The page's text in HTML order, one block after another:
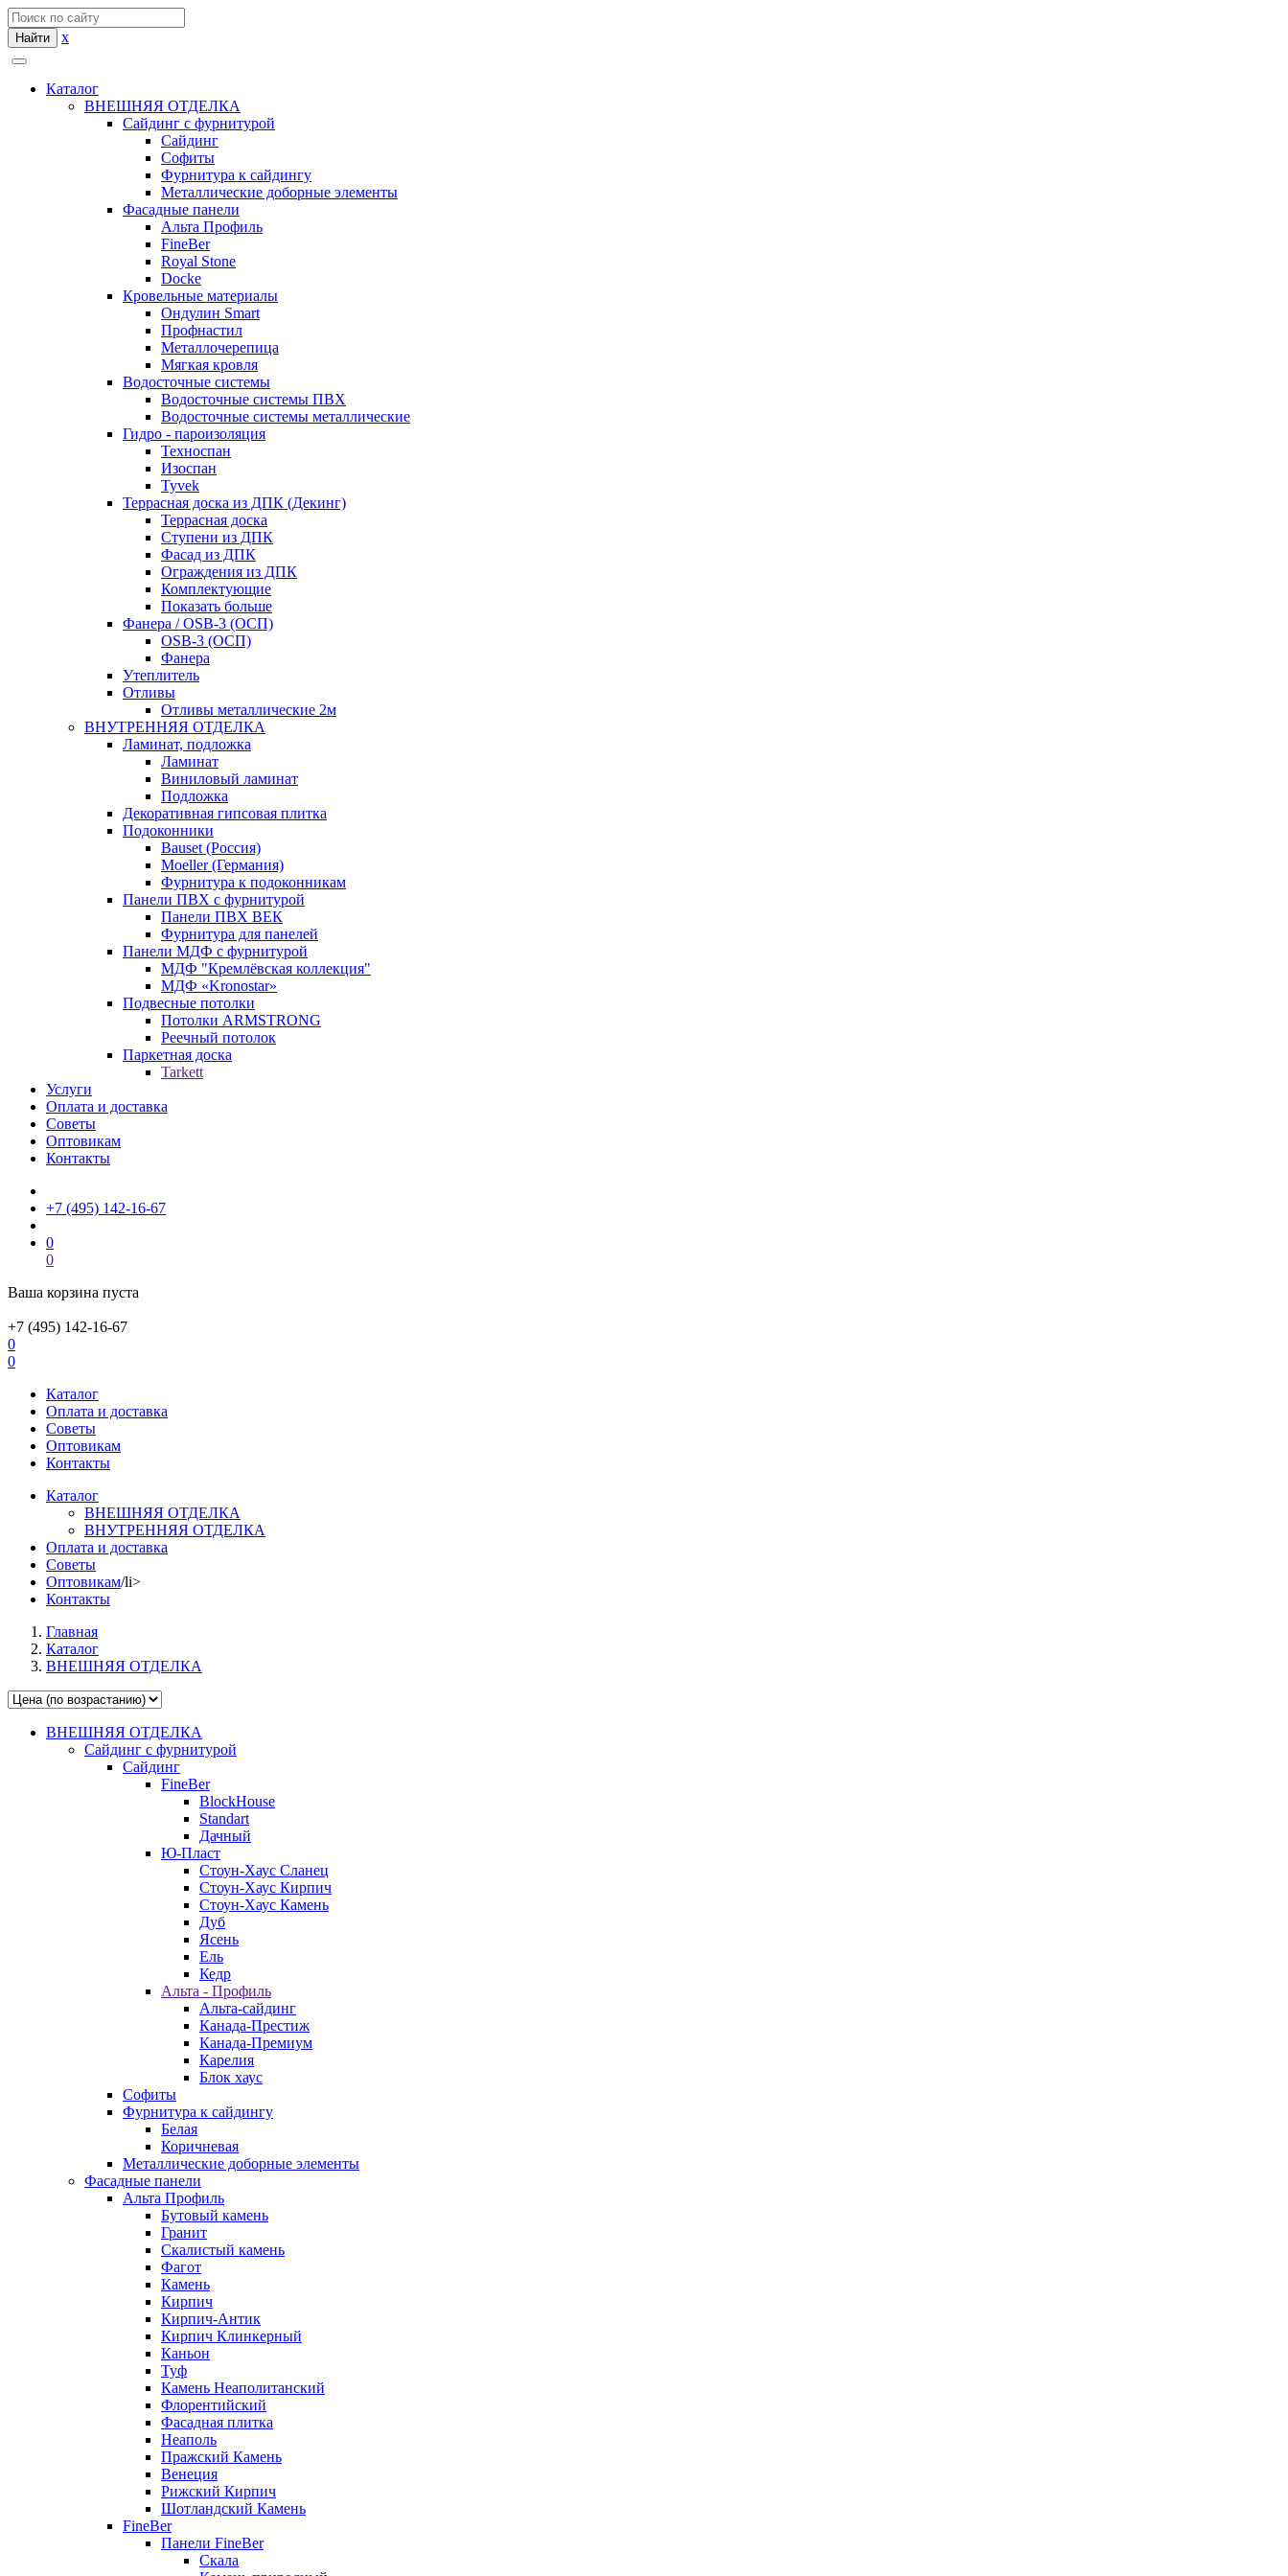
Найти x
Каталог
ВНЕШНЯЯ ОТДЕЛКА
Сайдинг с фурнитурой
Сайдинг
Софиты
Фурнитура к сайдингу
Металлические доборные элементы
Фасадные панели
Альта Профиль
FineBer
Royal Stone
Docke
Кровельные материалы
Ондулин Smart
Профнастил
Металлочерепица
Мягкая кровля
Водосточные системы
Водосточные системы ПВХ
Водосточные системы металлические
Гидро - пароизоляция
Техноспан
Изоспан
Tyvek
Террасная доска из ДПК (Декинг)
Террасная доска
Ступени из ДПК
Фасад из ДПК
Ограждения из ДПК
Комплектующие
Показать больше
Фанера / OSB-3 (ОСП)
OSB-3 (ОСП)
Фанера
Утеплитель
Отливы
Отливы металлические 2м
ВНУТРЕННЯЯ ОТДЕЛКА
Ламинат, подложка
Ламинат
Виниловый ламинат
Подложка
Декоративная гипсовая плитка
Подоконники
Bauset (Россия)
Moeller (Германия)
Фурнитура к подоконникам
Панели ПВХ с фурнитурой
Панели ПВХ ВЕК
Фурнитура для панелей
Панели МДФ с фурнитурой
МДФ "Кремлёвская коллекция"
МДФ «Kronostar»
Подвесные потолки
Потолки ARMSTRONG
Реечный потолок
Паркетная доска
Tarkett
Услуги
Оплата и доставка
Советы
Оптовикам
Контакты
+7 (495) 142-16-67
0
0
Ваша корзина пуста
+7 (495) 142-16-67
0
0
Каталог
Оплата и доставка
Советы
Оптовикам
Контакты
Каталог
ВНЕШНЯЯ ОТДЕЛКА
ВНУТРЕННЯЯ ОТДЕЛКА
Оплата и доставка
Советы
Оптовикам/li>
Контакты
Главная
Каталог
ВНЕШНЯЯ ОТДЕЛКА
ВНЕШНЯЯ ОТДЕЛКА
Сайдинг с фурнитурой
Сайдинг
FineBer
BlockHouse
Standart
Дачный
Ю-Пласт
Стоун-Хаус Сланец
Стоун-Хаус Кирпич
Стоун-Хаус Камень
Дуб
Ясень
Ель
Кедр
Альта - Профиль
Альта-сайдинг
Канада-Престиж
Канада-Премиум
Карелия
Блок хаус
Софиты
Фурнитура к сайдингу
Белая
Коричневая
Металлические доборные элементы
Фасадные панели
Альта Профиль
Бутовый камень
Гранит
Скалистый камень
Фагот
Камень
Кирпич
Кирпич-Антик
Кирпич Клинкерный
Каньон
Туф
Камень Неаполитанский
Флорентийский
Фасадная плитка
Неаполь
Пражский Камень
Венеция
Рижский Кирпич
Шотландский Камень
FineBer
Панели FineBer
Скала